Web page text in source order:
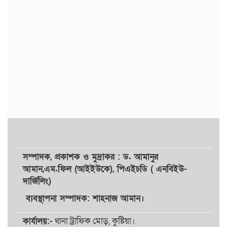
সম্পাদক, প্রকাশকওমুদ্রাকর: ড. আমানুর
আমান,এম.ফিল (আইইউকে), পিএইচডি ( এনবিইউ-
দার্জিলিং)
ব্যবস্থাপনা সম্পাদক: শাহনাজ আমান।
কার্যালয়:-থানা ট্রাফিক মোড়, কুষ্টিয়া।